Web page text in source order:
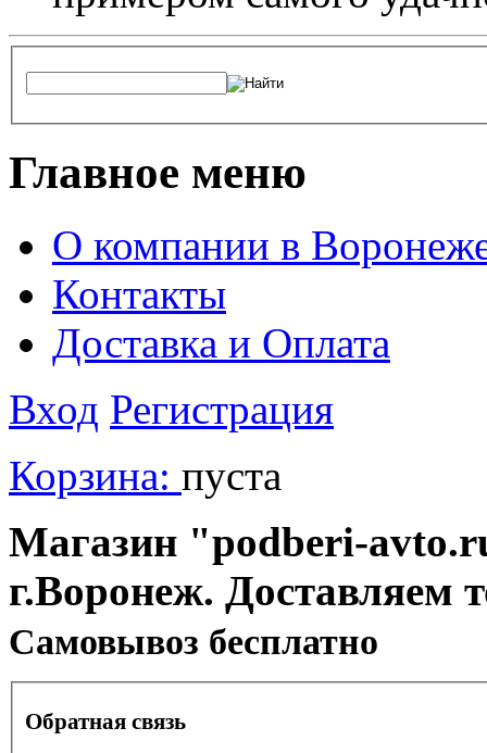
Главное меню
О компании в
Контакты
Доставка и Оплата
Вход Регистрация
Корзина: пуста
Магазин "podberi-
г.Воронеж. Доставляем
Cамовывоз бесплатно
Обратная связь